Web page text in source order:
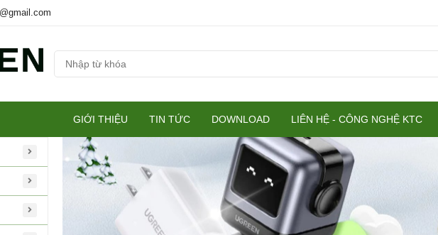
GIỚI THIỆU TIN TỨC DOWNLOAD LIÊN HỆ - CÔNG NGHỆ KTC